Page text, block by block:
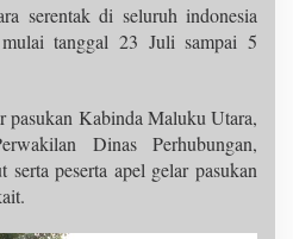
serentak di seluruh indonesia
tanggal 23 Juli sampai 5
pasukan Kabinda Maluku Utara,
Dinas Perhubungan,
peserta apel gelar pasukan